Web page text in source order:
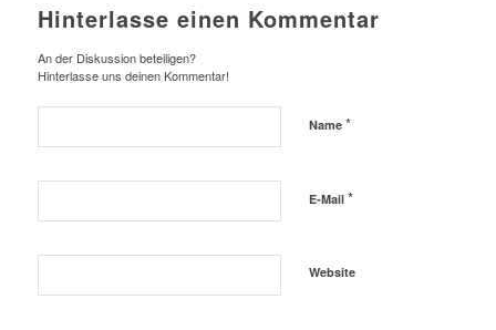
Hinterlasse einen Kommentar
An der Diskussion beteiligen?
Hinterlasse uns deinen Kommentar!
Name *
E-Mail *
Website